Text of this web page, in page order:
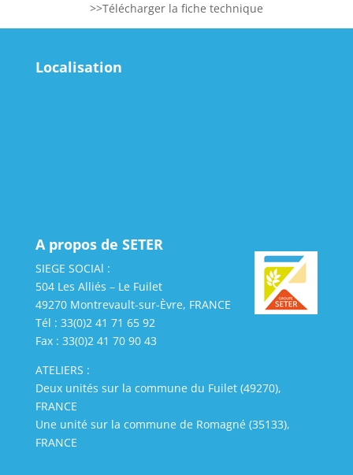
>>Télécharger la fiche technique
Localisation
A propos de SETER
SIEGE SOCIAl :
504 Les Alliés – Le Fuilet
49270 Montrevault-sur-Èvre, FRANCE
Tél : 33(0)2 41 71 65 92
Fax : 33(0)2 41 70 90 43
ATELIERS :
Deux unités sur la commune du Fuilet (49270),
FRANCE
Une unité sur la commune de Romagné (35133),
FRANCE